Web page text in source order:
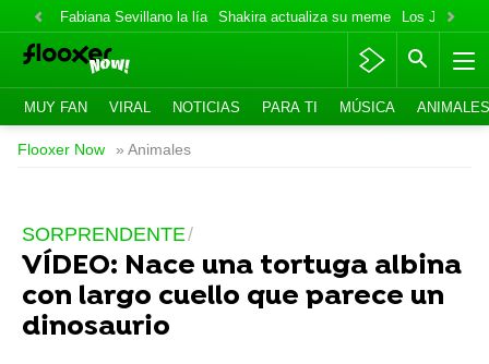
Fabiana Sevillano la lía Shakira actualiza su meme Los Jonas
MUY FAN VIRAL NOTICIAS PARA TI MÚSICA ANIMALES
Flooxer Now » Animales
SORPRENDENTE
VÍDEO: Nace una tortuga albina
con largo cuello que parece un
dinosaurio